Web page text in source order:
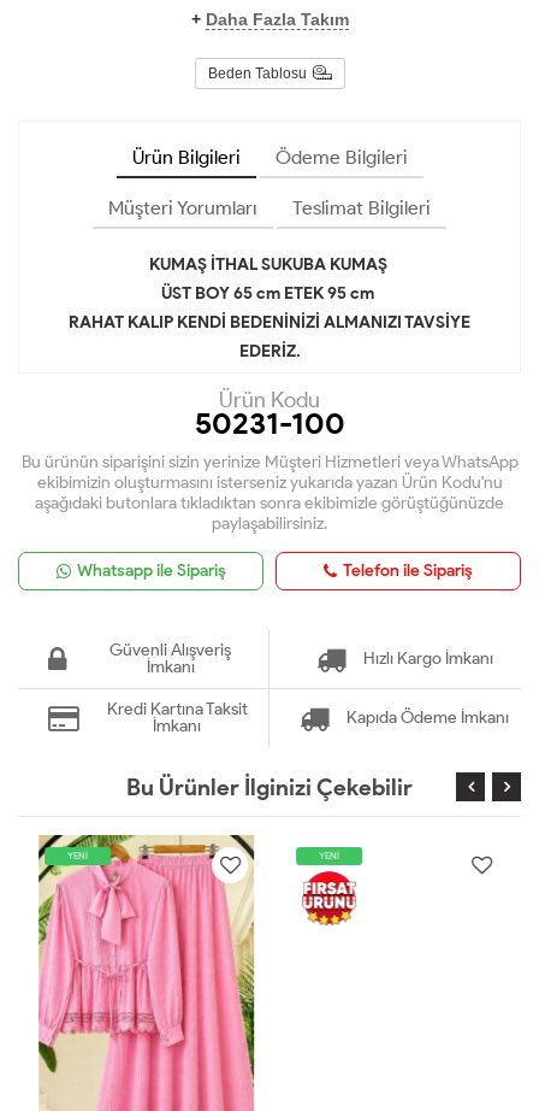
+ Daha Fazla Takım
Beden Tablosu
Ürün Bilgileri Ödeme Bilgileri
Müşteri Yorumları Teslimat Bilgileri
KUMAŞ İTHAL SUKUBA KUMAŞ
ÜST BOY 65 cm ETEK 95 cm
RAHAT KALIP KENDİ BEDENİNİZİ ALMANIZI TAVSİYE
EDERİZ.
Ürün Kodu
50231-100
Bu ürünün siparişini sizin yerinize Müşteri Hizmetleri veya WhatsApp
ekibimizin oluşturmasını isterseniz yukarıda yazan Ürün Kodu'nu
aşağıdaki butonlara tıkladıktan sonra ekibimizle görüştüğünüzde
paylaşabilirsiniz.
Whatsapp ile Sipariş Telefon ile Sipariş
Güvenli Alışveriş
İmkanı
Hızlı Kargo İmkanı
Kredi Kartına Taksit
İmkanı
Kapıda Ödeme İmkanı
Bu Ürünler İlginizi Çekebilir
YENİ YENİ